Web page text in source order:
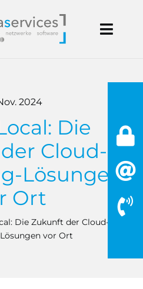
2024
Die
Cloud-
Lösungen
Ort
Die Zukunft der Cloud-
vor Ort